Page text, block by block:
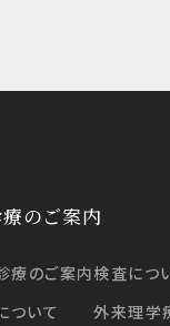
のご案内
療のご案内
ついて
検査につ
外来理学